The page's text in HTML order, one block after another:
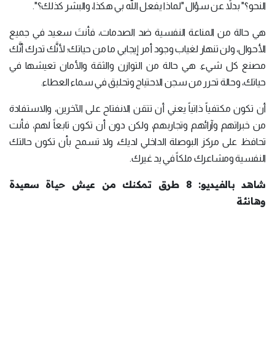
النحو؟" بدلاً عن سؤال "لماذا يفعل اللّه بي هكذا، والبشر كذلك؟".
هي حالة من المناعة النفسية ضد الصدمات، فأنتَ سعيد في جميع
الأحوال، ولن تنهار لغياب وجود أمر إيجابي ما من حياتك؛ لأنَّك تدرك أنَّك
مصنع كل شيء. هي حالة من التوازن والثقة والأمان تعيشها في
حياتك، وحالة تحرر من سجن الاحتياج وتحليق في سماء العطاء.
أن تكون مكتفياً ذاتياً يعني أن تتقن الانفتاح على الآخرين، والاستفادة
من خبراتهم وآرائهم وتجاربهم، ولكن دون أن تكون تابعاً لهم، فأنت
تحافظ على مركز البوصلة الداخلي لديك، ولا تسمح بأن تكون حالتك
النفسية ومشاعرك ملكاً في يد غيرك.
شاهد بالفيديو: 8 طرق تمكنك من عيش حياة سعيدة
وهانئة